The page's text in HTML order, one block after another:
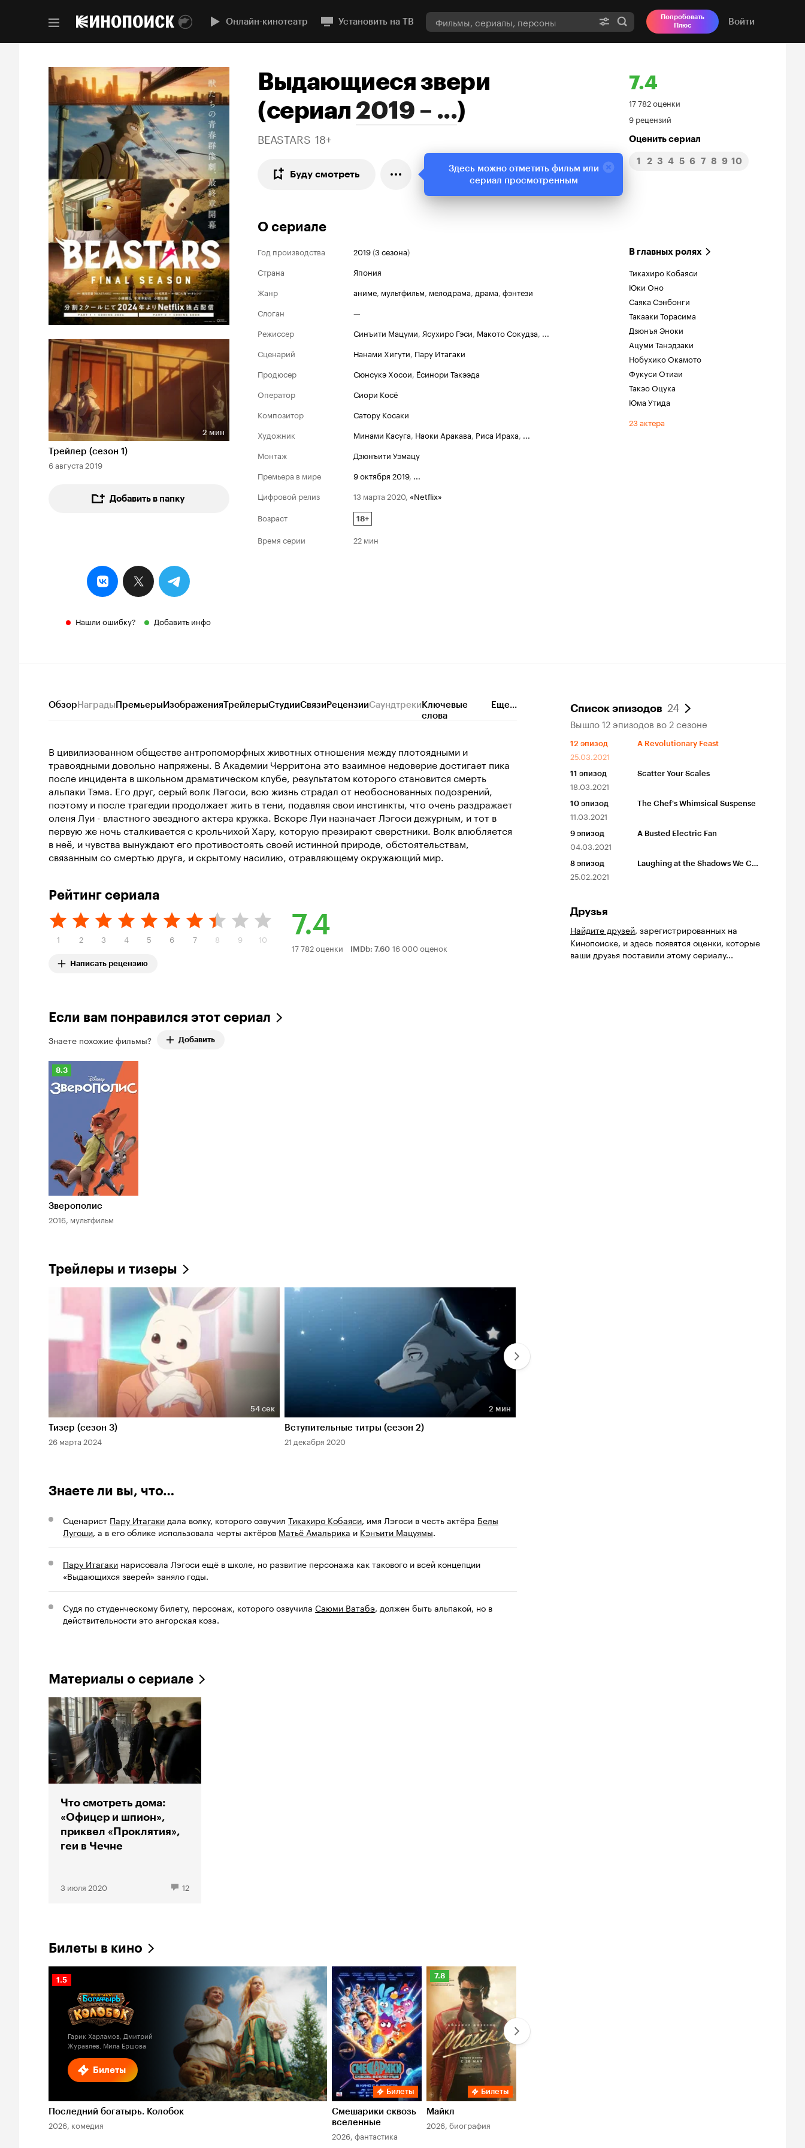
Онлайн-кинотеатр Установить на ТВ
Попробовать
Плюс
Войти
Длительность 2 мин
2 мин
Трейлер (сезон 1)
6 августа 2019
Добавить в папку
Нашли ошибку? Добавить инфо
Выдающиеся звери
(сериал2019 – ...)
BEASTARS 18+
Буду смотреть
7.4
Рейтинг
Кинопоиска
7.4
17 782 оценки
9 рецензий
Оценить сериал
1 2 3 4 5 6 7 8 9 10
О сериале
Год производства 2019(3 сезона)
Страна
Япония
Жанр
аниме, мультфильм, мелодрама, драма, фэнтези
Слоган
—
Режиссер
Синъити Мацуми, Ясухиро Гэси, Макото Сокудза, ...
Сценарий
Нанами Хигути, Пару Итагаки
Продюсер
Сюнсукэ Хосои, Ёсинори Такээда
Оператор
Сиори Косё
Композитор
Сатору Косаки
Художник
Минами Касуга, Наоки Аракава, Риса Ираха, ...
Монтаж
Дзюнъити Уэмацу
Премьера в мире
9 октября 2019, ...
Цифровой релиз
13 марта 2020, «Netflix»
Возраст
18+
Время серии 22 мин
В главных ролях
Тикахиро Кобаяси
Юки Оно
Саяка Сэнбонги
Такааки Торасима
Дзюнъя Эноки
Ацуми Танэдзаки
Нобухико Окамото
Фукуси Отиаи
Такэо Оцука
Юма Утида
23 актера
ОбзорНаградыПремьерыИзображенияТрейлерыСтудииСвязиРецензииСаундтрекиКлючевые
слова
Еще...
В цивилизованном обществе антропоморфных животных отношения между плотоядными и
травоядными довольно напряжены. В Академии Черритона это взаимное недоверие достигает пика
после инцидента в школьном драматическом клубе, результатом которого становится смерть
альпаки Тэма. Его друг, серый волк Лэгоси, всю жизнь страдал от необоснованных подозрений,
поэтому и после трагедии продолжает жить в тени, подавляя свои инстинкты, что очень раздражает
оленя Луи - властного звездного актера кружка. Вскоре Луи назначает Лэгоси дежурным, и тот в
первую же ночь сталкивается с крольчихой Хару, которую презирают сверстники. Волк влюбляется
в неё, и чувства вынуждают его противостоять своей истинной природе, обстоятельствам,
связанным со смертью друга, и скрытому насилию, отравляющему окружающий мир.
Рейтинг сериала
1 2 3 4 5 6 7 8 9 10
Написать рецензию
7.4
Рейтинг
17 782 оценки IMDb: 7.60 16 000 оценок
Если вам понравился этот сериал
Знаете похожие фильмы? Добавить
Рейтинг
Кинопоиска
8.3
8.3
Зверополис
2016, мультфильм
Трейлеры и тизеры
Длительность 54 сек
54 сек
Тизер (сезон 3)
26 марта 2024
Длительность 2 мин
2 мин
Вступительные титры (сезон 2)
21 декабря 2020
Знаете ли вы, что…
Сценарист Пару Итагаки дала волку, которого озвучил Тикахиро Кобаяси, имя Лэгоси в честь актёра Белы
Лугоши, а в его облике использовала черты актёров Матьё Амальрика и Кэнъити Мацуямы.
Пару Итагаки нарисовала Лэгоси ещё в школе, но развитие персонажа как такового и всей концепции
«Выдающихся зверей» заняло годы.
Судя по студенческому билету, персонаж, которого озвучила Саюми Ватабэ, должен быть альпакой, но в
действительности это ангорская коза.
Материалы о сериале
Что смотреть дома:
«Офицер и шпион»,
приквел «Проклятия»,
геи в Чечне
3 июля 2020 12
Билеты в кино
Билеты
Рейтинг
Кинопоиска
1.5
Гарик Харламов, Дмитрий
Журавлев, Мила Ершова
Последний богатырь. Колобок
2026, комедия
Билеты
Смешарики сквозь
вселенные
2026, фантастика
Рейтинг
Кинопоиска
7.8
Билеты
Майкл
2026, биография
Список эпизодов 24
Вышло 12 эпизодов во 2 сезоне
12 эпизод
25.03.2021
A Revolutionary Feast
11 эпизод
18.03.2021
Scatter Your Scales
10 эпизод
11.03.2021
The Chef's Whimsical Suspense
9 эпизод
04.03.2021
A Busted Electric Fan
8 эпизод
25.02.2021
Laughing at the Shadows We Cast
Друзья
Найдите друзей, зарегистрированных на
Кинопоиске, и здесь появятся оценки, которые
ваши друзья поставили этому сериалу...
Здесь можно отметить фильм или
сериал просмотренным